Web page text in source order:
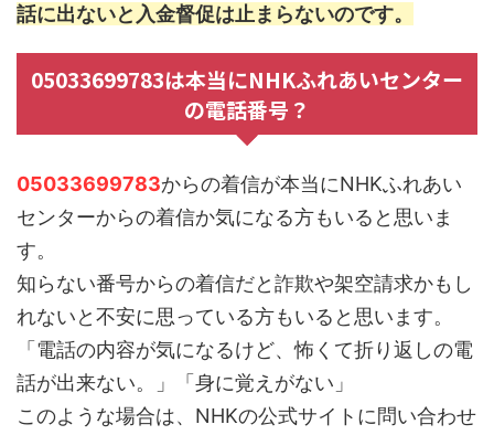
話に出ないと入金督促は止まらないのです。
05033699783は本当にNHKふれあいセンター
の電話番号？
05033699783からの着信が本当にNHKふれあい
センターからの着信か気になる方もいると思いま
す。
知らない番号からの着信だと詐欺や架空請求かもし
れないと不安に思っている方もいると思います。
「電話の内容が気になるけど、怖くて折り返しの電
話が出来ない。」「身に覚えがない」
このような場合は、NHKの公式サイトに問い合わせ